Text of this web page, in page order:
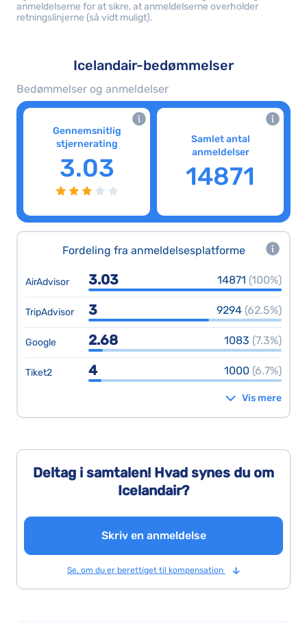
anmeldelserne for at sikre, at anmeldelserne overholder
retningslinjerne (så vidt muligt).
Icelandair-bedømmelser
Bedømmelser og anmeldelser
Gennemsnitlig
stjernerating
3.03
Samlet antal
anmeldelser
14871
Fordeling fra anmeldelsesplatforme
AirAdvisor 3.03 14871 (100%)
TripAdvisor 3 9294 (62.5%)
Google 2.68 1083 (7.3%)
Tiket2 4 1000 (6.7%)
Vis mere
Deltag i samtalen! Hvad synes du om
Icelandair?
Skriv en anmeldelse
Se, om du er berettiget til kompensation